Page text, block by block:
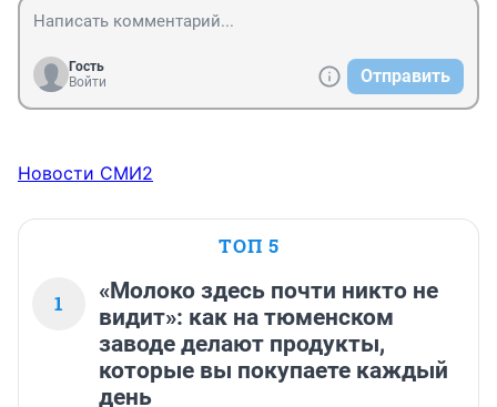
Гость
Войти
Отправить
Новости СМИ2
ТОП 5
1
«Молоко здесь почти никто не
видит»: как на тюменском
заводе делают продукты,
которые вы покупаете каждый
день